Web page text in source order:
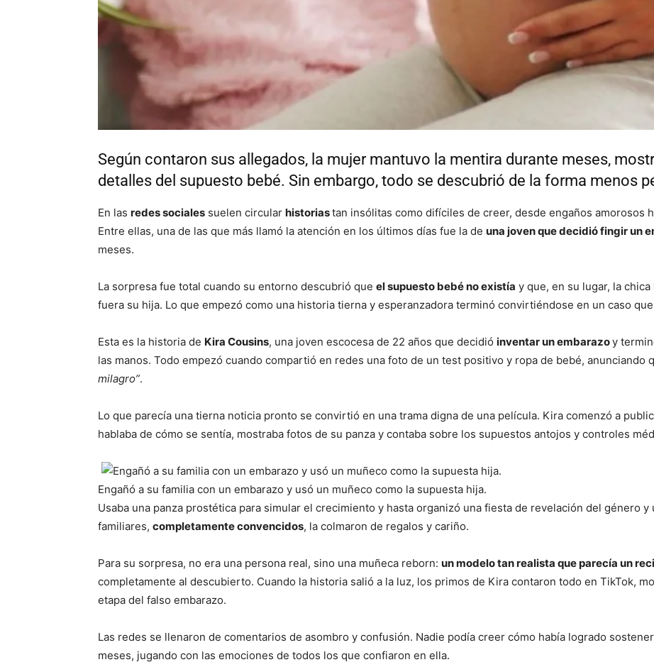
Según contaron sus allegados, la mujer mantuvo la mentira durante meses,
detalles del supuesto bebé. Sin embargo, todo se descubrió de la forma menos
En las redes sociales suelen circular historiastan insólitas como difíciles de creer, desde engaños amorosos
Entre ellas, una de las que más llamó la atención en los últimos días fue la de una joven que decidió fingir un
meses.
La sorpresa fue total cuando su entorno descubrió que el supuesto bebé no existía y que, en su lugar, la
fuera su hija. Lo que empezó como una historia tierna y esperanzadora terminó convirtiéndose en un caso
Esta es la historia de Kira Cousins, una joven escocesa de 22 años que decidió inventar un embarazoy
las manos. Todo empezó cuando compartió en redes una foto de un test positivo y ropa de bebé, anunciando
milagro”.
Lo que parecía una tierna noticia pronto se convirtió en una trama digna de una película. Kira comenzó a
hablaba de cómo se sentía, mostraba fotos de su panza y contaba sobre los supuestos antojos y controles
Engañó a su familia con un embarazo y usó un muñeco como la supuesta hija.
Usaba una panza prostética para simular el crecimiento y hasta organizó una fiesta de revelación del género y
familiares, completamente convencidos, la colmaron de regalos y cariño.
Para su sorpresa, no era una persona real, sino una muñeca reborn: un modelo tan realista que parecía un
completamente al descubierto. Cuando la historia salió a la luz, los primos de Kira contaron todo en TikTok,
etapa del falso embarazo.
Las redes se llenaron de comentarios de asombro y confusión. Nadie podía creer cómo había logrado
meses, jugando con las emociones de todos los que confiaron en ella.